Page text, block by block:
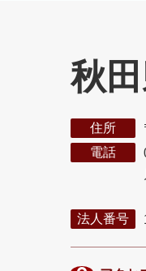
秋
住所
電話
法人番号